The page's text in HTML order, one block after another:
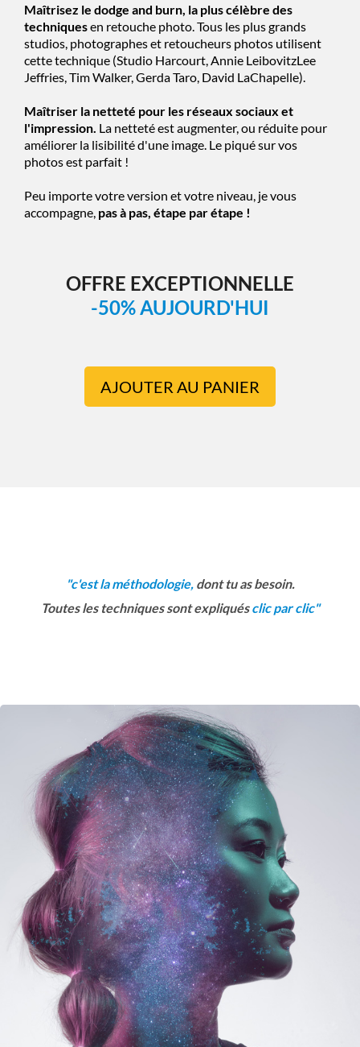
Maîtrisez le dodge and burn, la plus célèbre des
techniquesen retouche photo. Tous les plus grands
studios, photographes et retoucheurs photos utilisent
cette technique (Studio Harcourt, Annie LeibovitzLee
Jeffries, Tim Walker, Gerda Taro, David LaChapelle).
Maîtriser la netteté pour les réseaux sociaux et
l'impression. La netteté est augmenter, ou réduite pour
améliorer la lisibilité d'une image. Le piqué sur vos
photos est parfait !
Peu importe votre version et votre niveau, je vous
accompagne, pas à pas, étape par étape !
OFFRE EXCEPTIONNELLE
-50% AUJOURD'HUI
AJOUTER AU PANIER
"c'est la méthodologie,dont tu as besoin.
Toutes les techniques sont expliquésclic par clic"